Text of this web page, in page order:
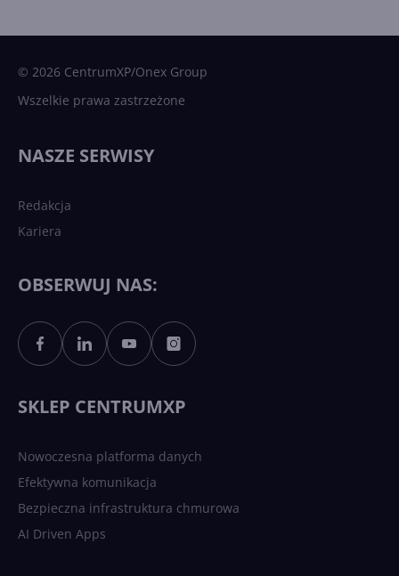
Sztuczna inteligencja po
polsku. Dość barier
© 2026 CentrumXP/Onex Group
Wszelkie prawa zastrzeżone
NASZE SERWISY
Redakcja
Kariera
OBSERWUJ NAS:
SKLEP CENTRUMXP
Nowoczesna platforma danych
Efektywna komunikacja
Bezpieczna infrastruktura chmurowa
AI Driven Apps